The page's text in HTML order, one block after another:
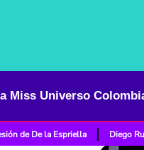
Miss Universo
de De la Espriella Diego